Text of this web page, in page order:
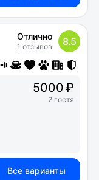
Отлично
1 отзывов 8.5
5000 ₽
2 гостя
Все варианты